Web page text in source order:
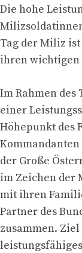
Die hohe
Tag der Miliz
ihren wichtigen
Im Rahmen
einer
Höhepunkt des
der Große
im Zeichen der
mit ihren
Partner des
zusammen.